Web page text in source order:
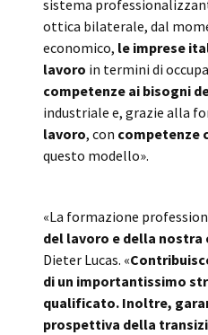
sistema
ottica bilaterale, dal
economico, le imprese
lavoro in termini di
competenze ai bisogni
industriale e, grazie alla
lavoro, con competenze
questo modello».
«La formazione
del lavoro e della nostra
Dieter Lucas. «
di un importantissimo
qualificato. Inoltre,
prospettiva della